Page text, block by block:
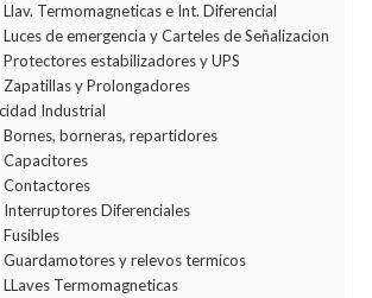
Llav. Termomagneticas e Int. Diferencial
Luces de emergencia y Carteles de Señalizacion
Protectores estabilizadores y UPS
Zapatillas y Prolongadores
Industrial
Bornes, borneras, repartidores
Capacitores
Contactores
Interruptores Diferenciales
Fusibles
Guardamotores y relevos termicos
LLaves Termomagneticas